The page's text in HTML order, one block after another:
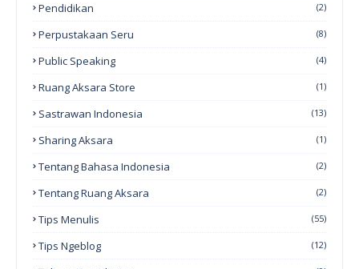
Pendidikan (2)
Perpustakaan Seru (8)
Public Speaking (4)
Ruang Aksara Store (1)
Sastrawan Indonesia (13)
Sharing Aksara (1)
Tentang Bahasa Indonesia (2)
Tentang Ruang Aksara (2)
Tips Menulis (55)
Tips Ngeblog (12)